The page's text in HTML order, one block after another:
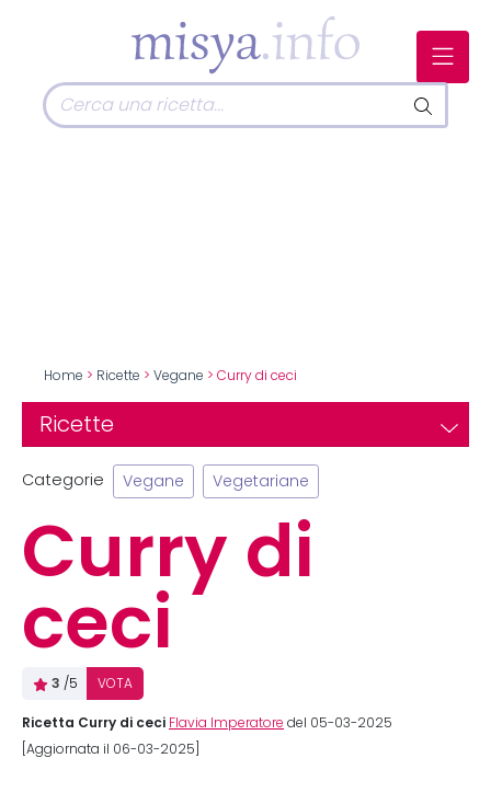
Home > Ricette > Vegane > Curry di ceci
Ricette
Categorie Vegane Vegetariane
Curry di
ceci
3 /5 VOTA
Ricetta Curry di ceci Flavia Imperatore del 05-03-2025
[Aggiornata il 06-03-2025]